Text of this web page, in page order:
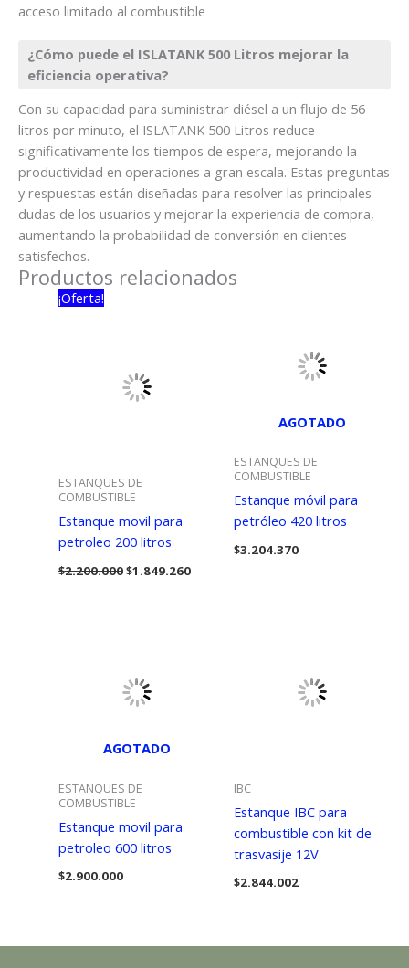
acceso limitado al combustible
¿Cómo puede el ISLATANK 500 Litros mejorar la
eficiencia operativa?
Con su capacidad para suministrar diésel a un flujo de 56
litros por minuto, el ISLATANK 500 Litros reduce
significativamente los tiempos de espera, mejorando la
productividad en operaciones a gran escala. Estas preguntas
y respuestas están diseñadas para resolver las principales
dudas de los usuarios y mejorar la experiencia de compra,
aumentando la probabilidad de conversión en clientes
satisfechos.
Productos relacionados
¡Oferta!
ESTANQUES DE
COMBUSTIBLE
Estanque movil para
petroleo 200 litros
$2.200.000El
$1.849.260El
AGOTADO
ESTANQUES DE
COMBUSTIBLE
Estanque móvil para
petróleo 420 litros
$3.204.370
AGOTADO
ESTANQUES DE
COMBUSTIBLE
Estanque movil para
petroleo 600 litros
$2.900.000
IBC
Estanque IBC para
combustible con kit de
trasvasije 12V
$2.844.002